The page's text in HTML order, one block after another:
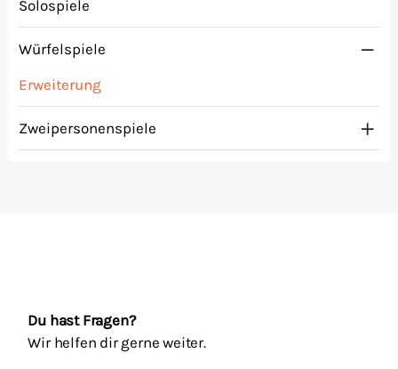
Solospiele
Würfelspiele
Erweiterung
Zweipersonenspiele
Du hast Fragen?
Wir helfen dir gerne weiter.